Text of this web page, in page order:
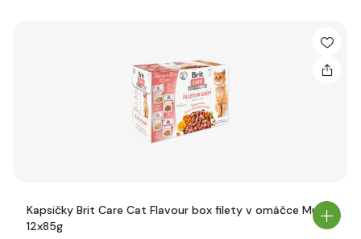
Kapsičky Brit Care Cat Flavour box filety v omáčce Multi
12x85g